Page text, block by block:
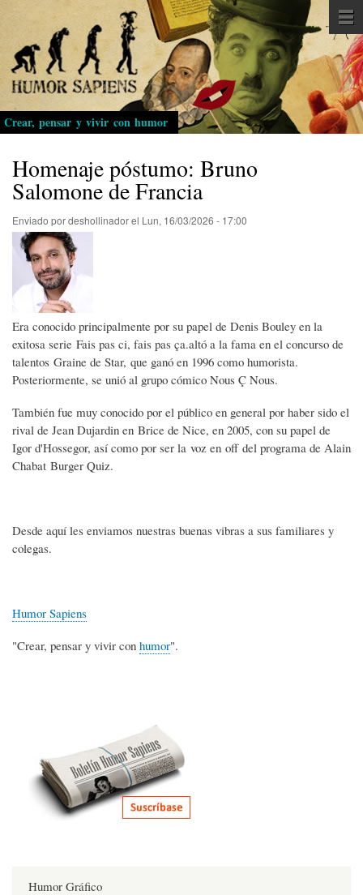
Pasar
al
contenido
principal
Crear, pensar y vivir con humor
Homenaje póstumo: Bruno
Salomone de Francia
Enviado pordeshollinadorel Lun, 16/03/2026 - 17:00
Era conocido principalmente por su papel de Denis Bouley en la
exitosa serie Fais pas ci, fais pas ça.altó a la fama en el concurso de
talentos Graine de Star, que ganó en 1996 como humorista.
Posteriormente, se unió al grupo cómico Nous Ç Nous.
También fue muy conocido por el público en general por haber sido el
rival de Jean Dujardin en Brice de Nice, en 2005, con su papel de
Igor d'Hossegor, así como por ser la voz en off del programa de Alain
Chabat Burger Quiz.
Desde aquí les enviamos nuestras buenas vibras a sus familiares y
colegas.
Humor Sapiens
"Crear, pensar y vivir con humor".
Humor Gráfico